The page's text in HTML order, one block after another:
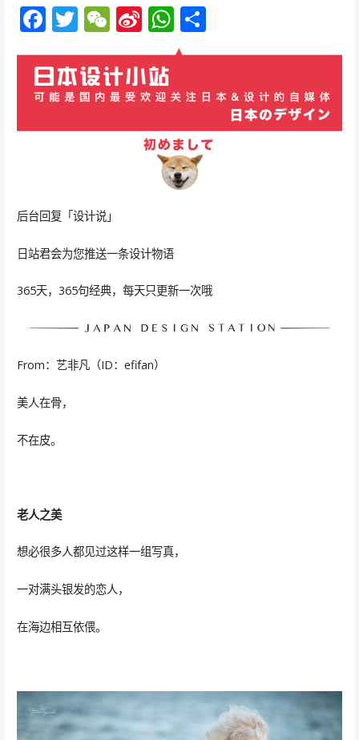
F
e
b
o
T
itt
er
W
C
h
at
Si
a
W
ei
b
W
h
s
A
p
p
分
后台回复「设计说」
日站君会为您推送一条设计物语
365天，365句经典，每天只更新一次哦
From：艺非凡（ID：efifan）
美人在骨，
不在皮。
老人之美
想必很多人都见过这样一组写真，
一对满头银发的恋人，
在海边相互依偎。